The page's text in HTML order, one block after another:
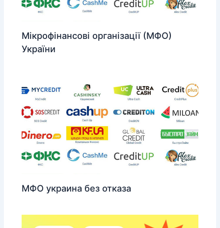
Мікрофінансові організації (МФО)
України
МФО украина без отказа